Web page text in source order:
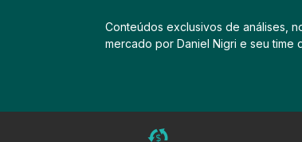
Conteúdos exclusivos de análises,
mercado por Daniel Nigri e seu time